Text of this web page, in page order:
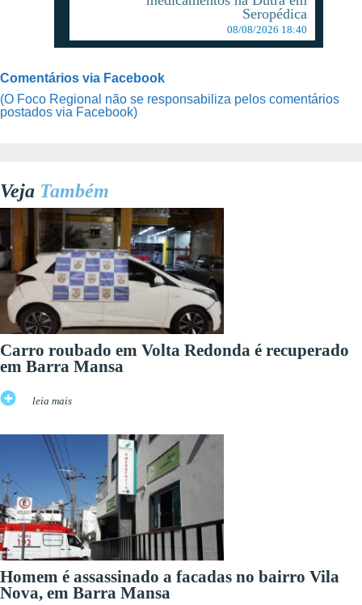
Seropédica
08/08/2026 18:40
Comentários via Facebook
(O Foco Regional não se responsabiliza pelos comentários
postados via Facebook)
Veja Também
Carro roubado em Volta Redonda é recuperado
em Barra Mansa
leia mais
Homem é assassinado a facadas no bairro Vila
Nova, em Barra Mansa